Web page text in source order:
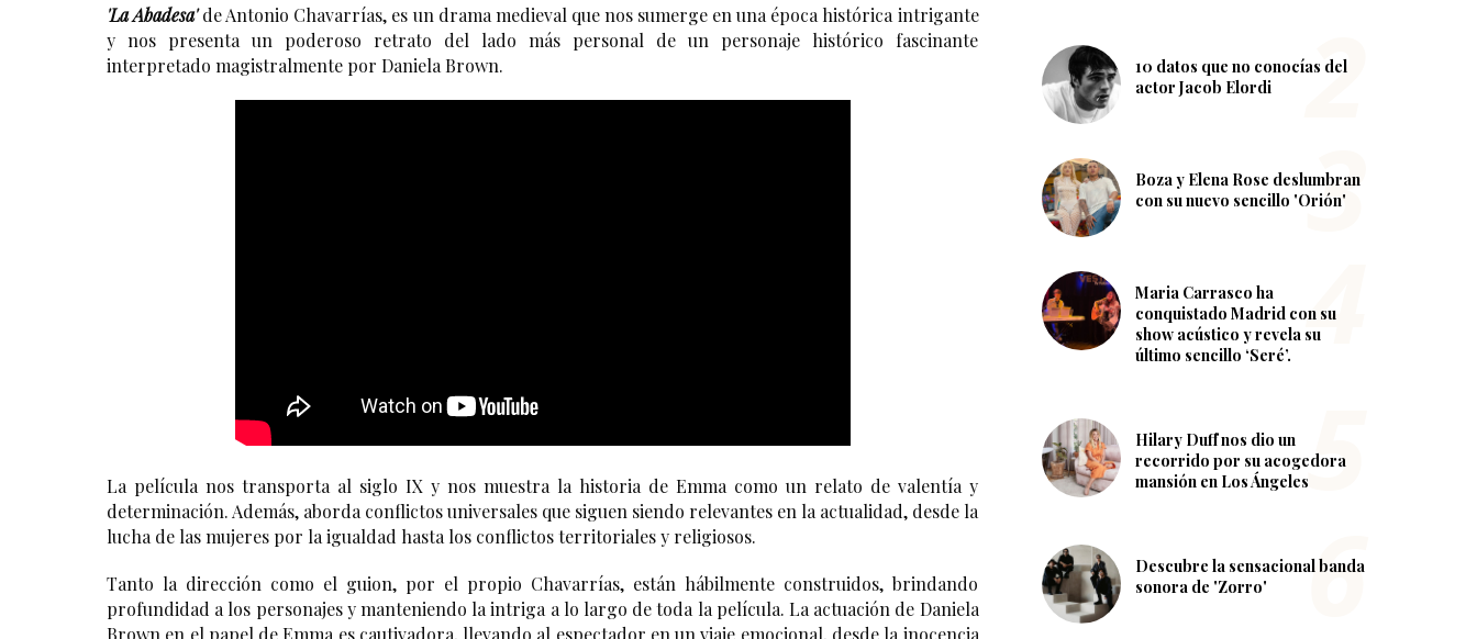
'La Abadesa' de Antonio Chavarrías, es un drama medieval que nos sumerge en una época histórica intrigante
y nos presenta un poderoso retrato del lado más personal de un personaje histórico fascinante
interpretado magistralmente por Daniela Brown.
La película nos transporta al siglo IX y nos muestra la historia de Emma como un relato de valentía y
determinación. Además, aborda conflictos universales que siguen siendo relevantes en la actualidad, desde la
lucha de las mujeres por la igualdad hasta los conflictos territoriales y religiosos.
Tanto la dirección como el guion, por el propio Chavarrías, están hábilmente construidos, brindando
profundidad a los personajes y manteniendo la intriga a lo largo de toda la película. La actuación de Daniela
Brown en el papel de Emma es cautivadora, llevando al espectador en un viaje emocional, desde la inocencia
10 datos que no conocías del
actor Jacob Elordi
Boza y Elena Rose deslumbran
con su nuevo sencillo 'Orión'
Maria Carrasco ha
conquistado Madrid con su
show acústico y revela su
último sencillo ‘Seré’.
Hilary Duff nos dio un
recorrido por su acogedora
mansión en Los Ángeles
Descubre la sensacional banda
sonora de 'Zorro'